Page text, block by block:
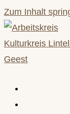
Zum Inhalt